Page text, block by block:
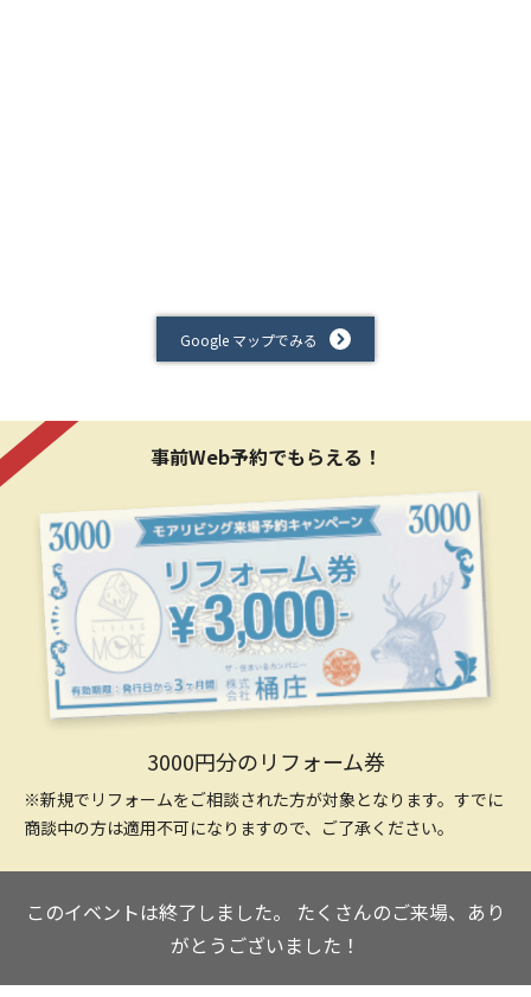
Google マップでみる
事前Web予約でもらえる！
3000円分のリフォーム券
※新規でリフォームをご相談された方が対象となります。すでに
商談中の方は適用不可になりますので、ご了承ください。
このイベントは終了しました。 たくさんのご来場、あり
がとうございました！